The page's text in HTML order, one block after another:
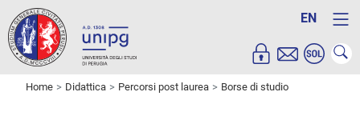
EN
Home Didattica Percorsi post laurea Borse di studio